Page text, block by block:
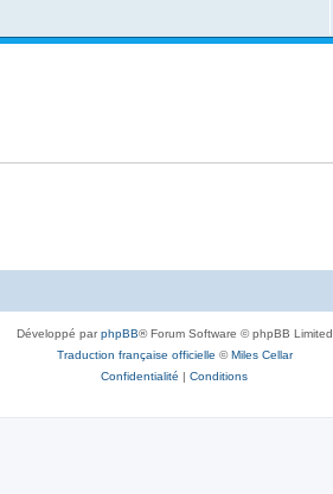
Développé parphpBB® Forum Software © phpBB Limited
Traduction française officielle ©Miles Cellar
Confidentialité | Conditions